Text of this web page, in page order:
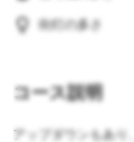
街灯の多さ
コース説明
アップダウンもあり